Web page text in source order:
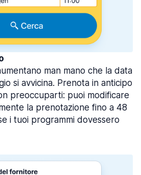
man mano che la data
si avvicina. Prenota in anticipo
preoccuparti: puoi modificare
la prenotazione fino a 48
i tuoi programmi dovessero